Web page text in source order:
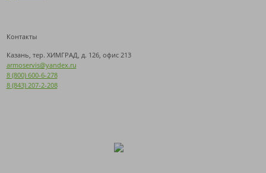
Контакты
Казань, тер. ХИМГРАД, д. 126, офис 213
armoservis@yandex.ru
8 (800) 600-6-278
8 (843) 207-2-208